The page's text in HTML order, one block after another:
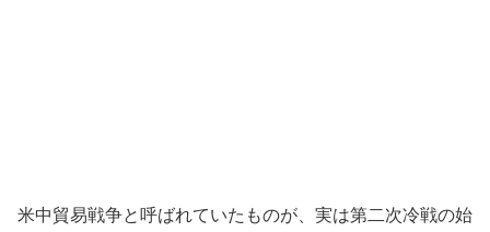
米中貿易戦争と呼ばれていたものが、実は第二次冷戦の始